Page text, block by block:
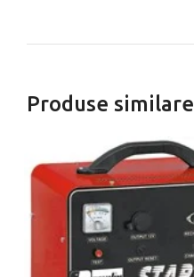
Produse similare